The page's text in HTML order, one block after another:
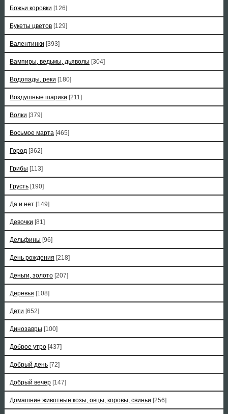
Божьи коровки [126]
Букеты цветов [129]
Валентинки [393]
Вампиры, ведьмы, дьяволы [304]
Водопады, реки [180]
Воздушные шарики [211]
Волки [379]
Восьмое марта [465]
Город [362]
Грибы [113]
Грусть [190]
Да и нет [149]
Девочки [81]
Дельфины [96]
День рождения [218]
Деньги, золото [207]
Деревья [108]
Дети [652]
Динозавры [100]
Доброе утро [437]
Добрый день [72]
Добрый вечер [147]
Домашние животные козы, овцы, коровы, свиньи [256]